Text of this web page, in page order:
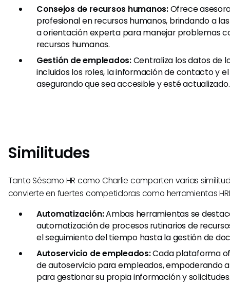
Consejos de recursos humanos:Ofrece
profesional en recursos humanos, brindando a
a orientación experta para manejar problemas
recursos humanos.
Gestión de empleados:Centraliza los datos de
incluidos los roles, la información de contacto y
asegurando que sea accesible y esté actualizado.
Similitudes
Tanto Sésamo HR como Charlie comparten varias
convierte en fuertes competidoras como herramientas
Automatización:Ambas herramientas se
automatización de procesos rutinarios de
el seguimiento del tiempo hasta la gestión de
Autoservicio de empleados:Cada plataforma
de autoservicio para empleados, empoderando
para gestionar su propia información y